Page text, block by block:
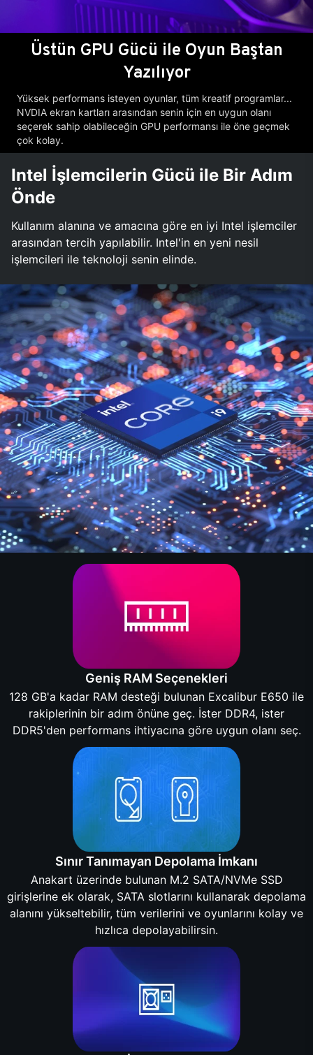
Üstün GPU Gücü ile Oyun Baştan
Yazılıyor
Yüksek performans isteyen oyunlar, tüm kreatif programlar...
NVDIA ekran kartları arasından senin için en uygun olanı
seçerek sahip olabileceğin GPU performansı ile öne geçmek
çok kolay.
Intel İşlemcilerin Gücü ile Bir Adım
Önde
Kullanım alanına ve amacına göre en iyi Intel işlemciler
arasından tercih yapılabilir. Intel'in en yeni nesil
işlemcileri ile teknoloji senin elinde.
Geniş RAM Seçenekleri
128 GB'a kadar RAM desteği bulunan Excalibur E650 ile
rakiplerinin bir adım önüne geç. İster DDR4, ister
DDR5'den performans ihtiyacına göre uygun olanı seç.
Sınır Tanımayan Depolama İmkanı
Anakart üzerinde bulunan M.2 SATA/NVMe SSD
girişlerine ek olarak, SATA slotlarını kullanarak depolama
alanını yükseltebilir, tüm verilerini ve oyunlarını kolay ve
hızlıca depolayabilirsin.